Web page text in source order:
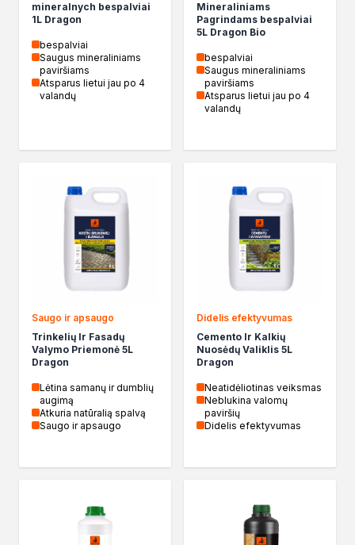
Biopaliwa do biokominków
Akcja Zima
Poznaj Dragona
O firmie Dragon Poland
Akademia Dragona
Aktualności
Ekspert radzi
Mistrz w 5 krokach
Naujienos
Susisiekite
mineralnych bespalviai
1L Dragon
bespalviai
Saugus mineraliniams
paviršiams
Atsparus lietui jau po 4
valandų
Mineraliniams
Pagrindams bespalviai
5L Dragon Bio
bespalviai
Saugus mineraliniams
paviršiams
Atsparus lietui jau po 4
valandų
Saugo ir apsaugo
Trinkelių Ir Fasadų
Valymo Priemonė 5L
Dragon
Lėtina samanų ir dumblių
augimą
Atkuria natūralią spalvą
Saugo ir apsaugo
Didelis efektyvumas
Cemento Ir Kalkių
Nuosėdų Valiklis 5L
Dragon
Neatidėliotinas veiksmas
Neblukina valomų
paviršių
Didelis efektyvumas